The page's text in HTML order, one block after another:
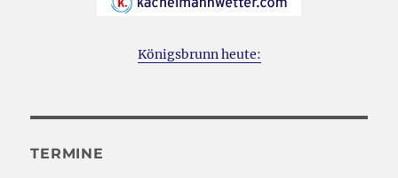
Königsbrunn heute:
TERMINE